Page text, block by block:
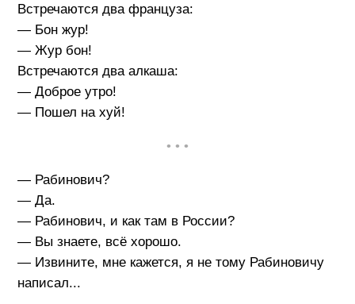
Встречаются два француза:
— Бон жур!
— Жур бон!
Встречаются два алкаша:
— Доброе утро!
— Пошел на хуй!
• • •
— Рабинович?
— Да.
— Рабинович, и как там в России?
— Вы знаете, всё хорошо.
— Извините, мне кажется, я не тому Рабиновичу
написал...